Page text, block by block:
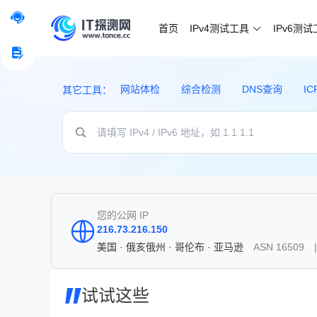
首页 IPv4测试工具 IPv6测试
其它工具： 网站体检 综合检测 DNS查询
您的公网 IP
216.73.216.150
美国 · 俄亥俄州 · 哥伦布 · 亚马逊
ASN 16509
试试这些